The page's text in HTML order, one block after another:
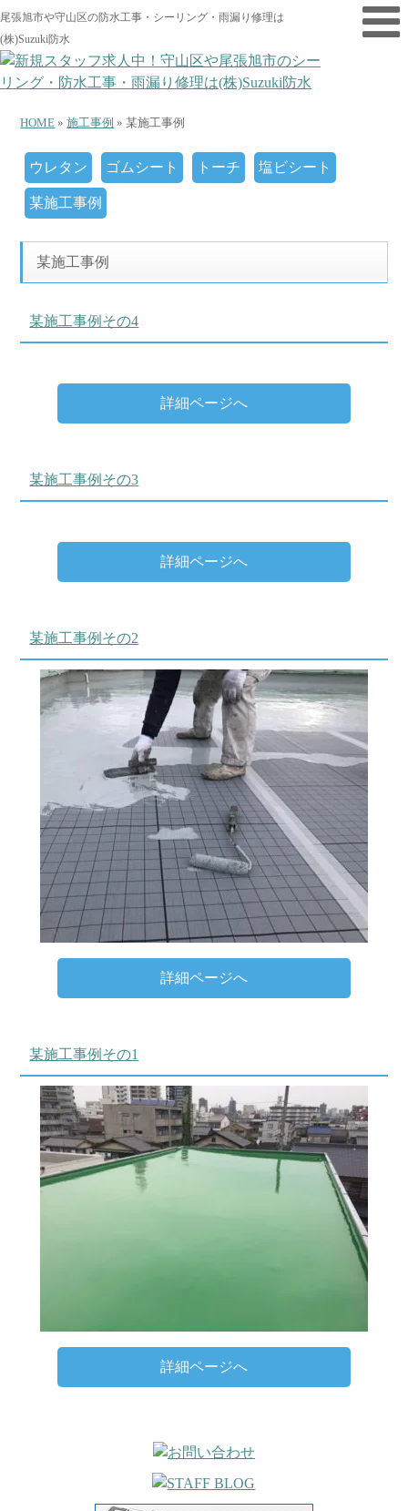
尾張旭市や守山区の防水工事・シーリング・雨漏り修理は
(株)Suzuki防水
HOME »施工事例 » 某施工事例
ウレタン ゴムシート トーチ 塩ビシート
某施工事例
某施工事例
某施工事例その4
詳細ページへ
某施工事例その3
詳細ページへ
某施工事例その2
詳細ページへ
某施工事例その1
詳細ページへ